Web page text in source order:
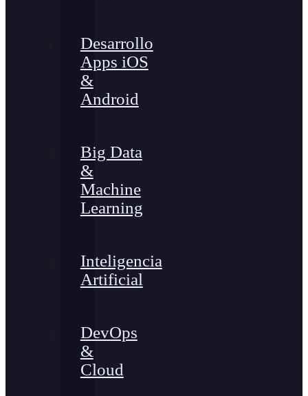
Desarrollo
Apps iOS
&
Android
Big Data
&
Machine
Learning
Inteligencia
Artificial
DevOps
&
Cloud